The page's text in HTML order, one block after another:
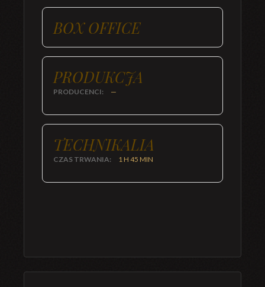
BOX OFFICE
PRODUKCJA
PRODUCENCI: —
TECHNIKALIA
CZAS TRWANIA: 1 H 45 MIN